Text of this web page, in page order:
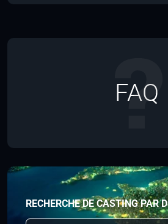
FAQ
RECHERCHE DE CASTING PAR